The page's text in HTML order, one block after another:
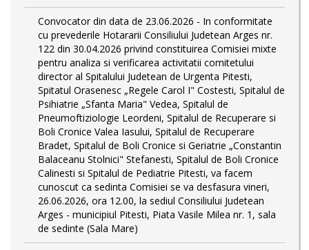
Convocator din data de 23.06.2026 - In conformitate
cu prevederile Hotararii Consiliului Judetean Arges nr.
122 din 30.04.2026 privind constituirea Comisiei mixte
pentru analiza si verificarea activitatii comitetului
director al Spitalului Judetean de Urgenta Pitesti,
Spitatul Orasenesc „Regele Carol I" Costesti, Spitalul de
Psihiatrie „Sfanta Maria" Vedea, Spitalul de
Pneumoftiziologie Leordeni, Spitalul de Recuperare si
Boli Cronice Valea Iasului, Spitalul de Recuperare
Bradet, Spitalul de Boli Cronice si Geriatrie „Constantin
Balaceanu Stolnici" Stefanesti, Spitalul de Boli Cronice
Calinesti si Spitalul de Pediatrie Pitesti, va facem
cunoscut ca sedinta Comisiei se va desfasura vineri,
26.06.2026, ora 12.00, la sediul Consiliului Judetean
Arges - municipiul Pitesti, Piata Vasile Milea nr. 1, sala
de sedinte (Sala Mare)